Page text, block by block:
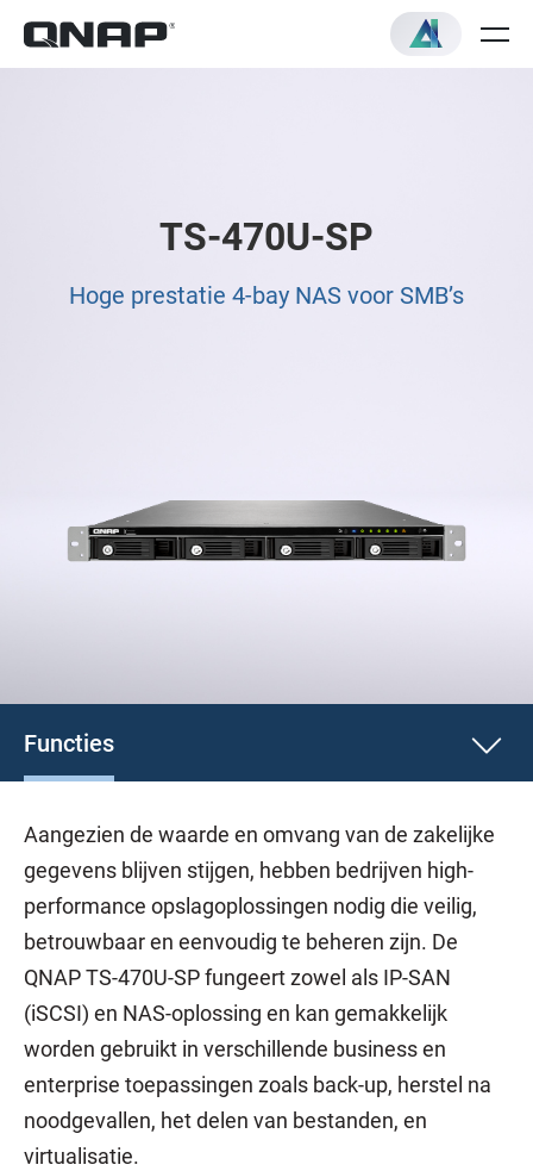
TS-470U-SP
Hoge prestatie 4-bay NAS voor SMB’s
Functies
Aangezien de waarde en omvang van de zakelijke
gegevens blijven stijgen, hebben bedrijven high-
performance opslagoplossingen nodig die veilig,
betrouwbaar en eenvoudig te beheren zijn. De
QNAP TS-470U-SP fungeert zowel als IP-SAN
(iSCSI) en NAS-oplossing en kan gemakkelijk
worden gebruikt in verschillende business en
enterprise toepassingen zoals back-up, herstel na
noodgevallen, het delen van bestanden, en
virtualisatie.